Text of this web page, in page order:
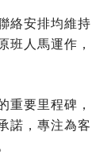
絡安排均維持
班人馬運作，
重要里程碑，
諾，專注為客